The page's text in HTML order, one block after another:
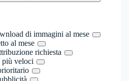
di immagini al mese
al mese
richiesta
veloci